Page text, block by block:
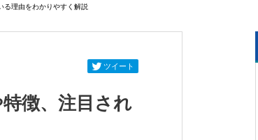
る理由をわかりやすく解説
ツイート
徴、注目され